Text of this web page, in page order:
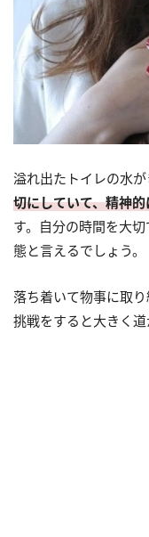
溢れ出たトイレの水が
切にしていて、精神
す。自分の時間を大
態と言えるでしょう。
落ち着いて物事に取
挑戦をすると大きく道